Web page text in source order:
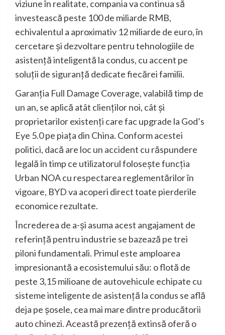
viziune în realitate, compania va continua să
investească peste 100 de miliarde RMB,
echivalentul a aproximativ 12 miliarde de euro, în
cercetare și dezvoltare pentru tehnologiile de
asistență inteligentă la condus, cu accent pe
soluții de siguranță dedicate fiecărei familii.
Garanția Full Damage Coverage, valabilă timp de
un an, se aplică atât clienților noi, cât și
proprietarilor existenți care fac upgrade la God’s
Eye 5.0 pe piața din China. Conform acestei
politici, dacă are loc un accident cu răspundere
legală în timp ce utilizatorul folosește funcția
Urban NOA cu respectarea reglementărilor în
vigoare, BYD va acoperi direct toate pierderile
economice rezultate.
Încrederea de a-și asuma acest angajament de
referință pentru industrie se bazează pe trei
piloni fundamentali. Primul este amploarea
impresionantă a ecosistemului său: o flotă de
peste 3,15 milioane de autovehicule echipate cu
sisteme inteligente de asistență la condus se află
deja pe șosele, cea mai mare dintre producătorii
auto chinezi. Această prezență extinsă oferă o